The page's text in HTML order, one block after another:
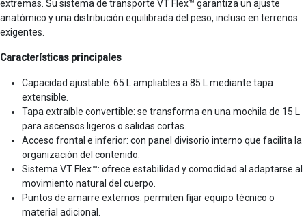
extremas. Su sistema de transporte VT Flex™ garantiza un ajuste
anatómico y una distribución equilibrada del peso, incluso en terrenos
exigentes.
Características principales
Capacidad ajustable: 65 L ampliables a 85 L mediante tapa
extensible.
Tapa extraíble convertible: se transforma en una mochila de 15 L
para ascensos ligeros o salidas cortas.
Acceso frontal e inferior: con panel divisorio interno que facilita la
organización del contenido.
Sistema VT Flex™: ofrece estabilidad y comodidad al adaptarse al
movimiento natural del cuerpo.
Puntos de amarre externos: permiten fijar equipo técnico o
material adicional.